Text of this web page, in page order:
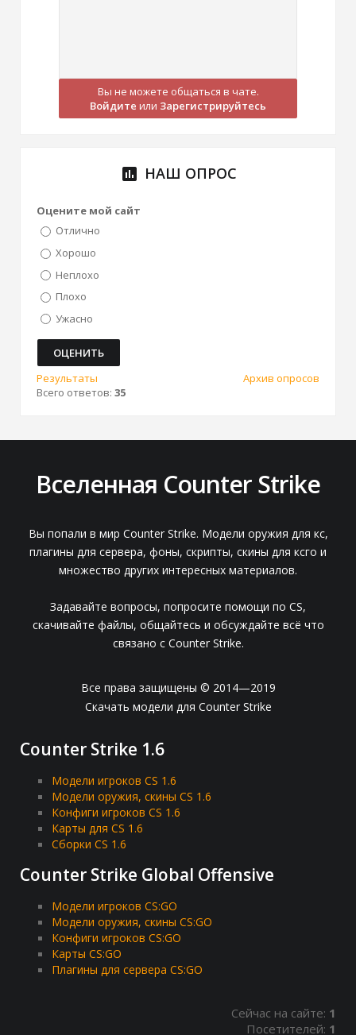
Вы не можете общаться в чате.
Войдите или Зарегистрируйтесь
poll НАШ ОПРОС
Оцените мой сайт
Отлично
Хорошо
Неплохо
Плохо
Ужасно
Результаты
Архив опросов
Всего ответов: 35
Вселенная Counter Strike
Вы попали в мир Counter Strike. Модели оружия для кс,
плагины для сервера, фоны, скрипты, скины для ксго и
множество других интересных материалов.
Задавайте вопросы, попросите помощи по CS,
скачивайте файлы, общайтесь и обсуждайте всё что
связано с Counter Strike.
Все права защищены © 2014—2019
Скачать модели для Counter Strike
Counter Strike 1.6
Модели игроков CS 1.6
Модели оружия, скины CS 1.6
Конфиги игроков CS 1.6
Карты для CS 1.6
Сборки CS 1.6
Counter Strike Global Offensive
Модели игроков CS:GO
Модели оружия, скины CS:GO
Конфиги игроков CS:GO
Карты CS:GO
Плагины для сервера CS:GO
Сейчас на сайте: 1
Посетителей: 1